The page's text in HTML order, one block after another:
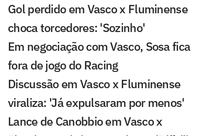
Gol perdido em Vasco x Fluminense
choca torcedores: 'Sozinho'
Em negociação com Vasco, Sosa fica
fora de jogo do Racing
Discussão em Vasco x Fluminense
viraliza: 'Já expulsaram por menos'
Lance de Canobbio em Vasco x